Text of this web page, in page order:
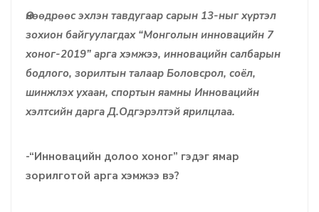
Өнөөдрөөс эхлэн тавдугаар сарын 13-ныг хүртэл
зохион байгуулагдах “Монголын инновацийн 7
хоног-2019” арга хэмжээ, инновацийн салбарын
бодлого, зорилтын талаар Боловсрол, соёл,
шинжлэх ухаан, спортын яамны Инновацийн
хэлтсийн дарга Д.Одгэрэлтэй ярилцлаа.
-“Инновацийн долоо хоног” гэдэг ямар
зорилготой арга хэмжээ вэ?